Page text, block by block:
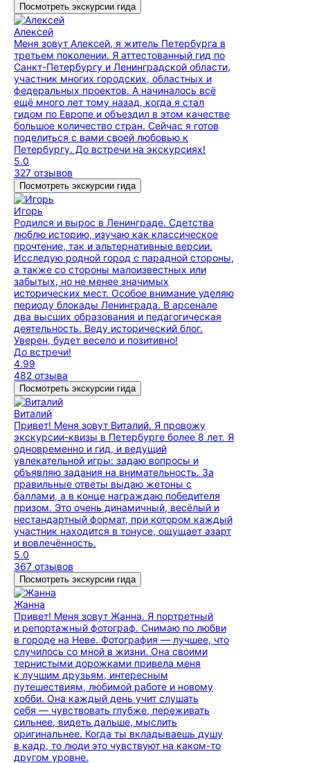
Посмотреть экскурсии гида
Алексей
Меня зовут Алексей, я житель Петербурга в
третьем поколении. Я аттестованный гид по
Санкт-Петербургу и Ленинградской области,
участник многих городских, областных и
федеральных проектов. А начиналось всё
ещё много лет тому назад, когда я стал
гидом по Европе и объездил в этом качестве
большое количество стран. Сейчас я готов
поделиться с вами своей любовью к
Петербургу. До встречи на экскурсиях!
5.0
327 отзывов
Посмотреть экскурсии гида
Игорь
Родился и вырос в Ленинграде. Сдетства
люблю историю, изучаю как классическое
прочтение, так и альтернативные версии.
Исследую родной город с парадной стороны,
а также со стороны малоизвестных или
забытых, но не менее значимых
исторических мест. Особое внимание уделяю
периоду блокады Ленинграда. В арсенале
два высших образования и педагогическая
деятельность. Веду исторический блог.
Уверен, будет весело и позитивно!
До встречи!
4.99
482 отзыва
Посмотреть экскурсии гида
Виталий
Привет! Меня зовут Виталий. Я провожу
экскурсии-квизы в Петербурге более 8 лет. Я
одновременно и гид, и ведущий
увлекательной игры: задаю вопросы и
объявляю задания на внимательность. За
правильные ответы выдаю жетоны с
баллами, а в конце награждаю победителя
призом. Это очень динамичный, весёлый и
нестандартный формат, при котором каждый
участник находится в тонусе, ощущает азарт
и вовлечённость.
5.0
367 отзывов
Посмотреть экскурсии гида
Жанна
Привет! Меня зовут Жанна. Я портретный
и репортажный фотограф. Снимаю по любви
в городе на Неве. Фотография — лучшее, что
случилось со мной в жизни. Она своими
тернистыми дорожками привела меня
к лучшим друзьям, интересным
путешествиям, любимой работе и новому
хобби. Она каждый день учит слушать
себя — чувствовать глубже, переживать
сильнее, видеть дальше, мыслить
оригинальнее. Когда ты вкладываешь душу
в кадр, то люди это чувствуют на каком-то
другом уровне.